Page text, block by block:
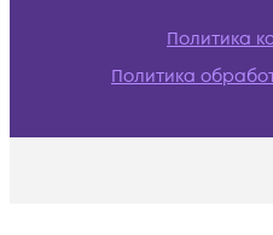
Политика
Политика